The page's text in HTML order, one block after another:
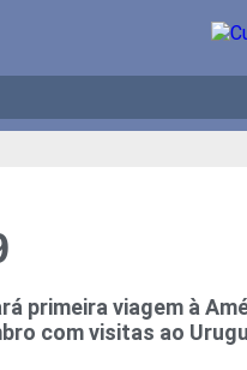
primeira viagem à
com visitas ao